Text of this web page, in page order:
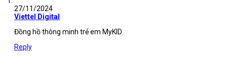
27/11/2024
Viettel Digital
Đồng hồ thông minh trẻ em MyKID
Reply